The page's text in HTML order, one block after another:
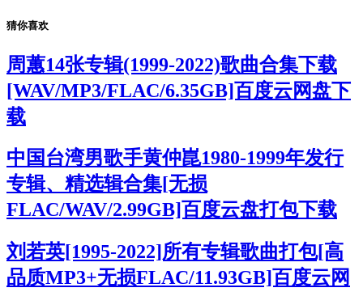
猜你喜欢
周蕙14张专辑(1999-2022)歌曲合集下载
[WAV/MP3/FLAC/6.35GB]百度云网盘下
载
中国台湾男歌手黄仲崑1980-1999年发行
专辑、精选辑合集[无损
FLAC/WAV/2.99GB]百度云盘打包下载
刘若英[1995-2022]所有专辑歌曲打包[高
品质MP3+无损FLAC/11.93GB]百度云网